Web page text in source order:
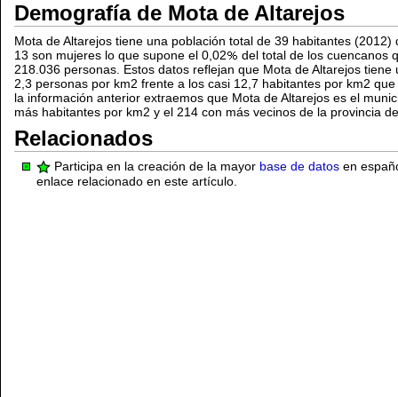
Demografía de Mota de Altarejos
Mota de Altarejos tiene una población total de 39 habitantes
13 son mujeres lo que supone el 0,02
del total de los cuencanos
218.036 personas. Estos datos reflejan que Mota de Altarejos
2,3 personas por km2 frente a los casi 12,7 habitantes por km2
la información anterior extraemos que Mota de Altarejos es el
más habitantes por km2 y el 214 con más vecinos de la provincia
Relacionados
Participa en la creación de la mayor base de datos en
enlace relacionado en este artículo.